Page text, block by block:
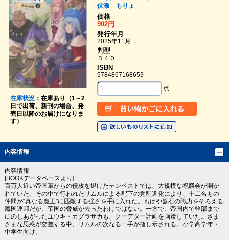
在庫状況：在庫あり（1～2
日で出荷、新刊の場合、発
売日以降のお届けになりま
す）
伏瀬
もりょ
価格
902円
発行年月
2025年11月
判型
Ｂ４０
ISBN
9784867168653
点
内容情報
内容情報
[BOOKデータベースより]
百万人近い帝国軍からの侵攻を退けたテンペストでは、大規模な祝勝会が開か
れていた。その中で行われたリムルによる配下の覚醒進化により、十二名もの
仲間が“真なる魔王”に匹敵する強さを手に入れた。もはや盤石の戦力をそろえる
魔国連邦だが、帝国の脅威が去ったわけではない。一方で、帝国内で幹部まで
にのしあがったユウキ・カグラザカも、クーデター計画を画策していた。さま
ざまな思惑が交差する中、リムルの次なる一手が指し示される。小学高学年・
中学生向け。